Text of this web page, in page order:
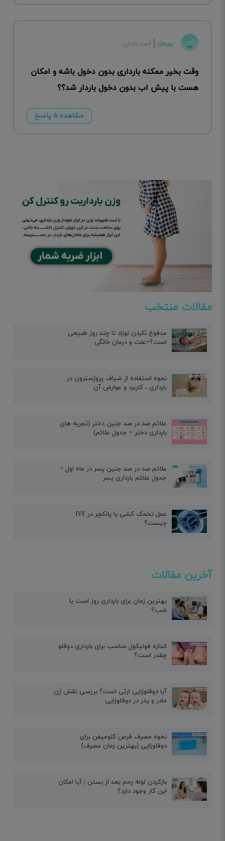
پورمان قصد بارداری
وقت بخیر ممکنه بارداری بدون دخول باشه و امکان
هست با پیش اب بدون دخول باردار شد؟؟
مشاهده ۵ پاسخ
مقالات منتخب
مدفوع نکردن نوزاد تا چند روز طبیعی
است؟+علت و درمان خانگی
نحوه استفاده از شیاف پروژسترون در
بارداری ، کاربرد و عوارض آن
علائم صد در صد جنین دختر (تجربه های
بارداری دختر + جدول علائم)
علائم صد در صد جنین پسر در ماه اول +
جدول علائم بارداری پسر
عمل تخمک کشی یا پانکچر در IVF
چیست؟
آخرین مقالات
بهترین زمان برای بارداری روز است یا
شب؟
اندازه فولیکول مناسب برای بارداری دوقلو
چقدر است؟
آیا دوقلوزایی ارثی است؟ بررسی نقش ژن
مادر و پدر در دوقلوزایی
نحوه مصرف قرص کلومیفن برای
دوقلوزایی [بهترین زمان مصرف]
بازکردن لوله رحم بعد از بستن | آیا امکان
این کار وجود دارد؟